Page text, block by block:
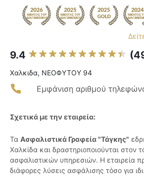
9.4
Χαλκιδα, ΝΕΟΦΥΤΟΥ 94
Εμφάνιση αριθμού
Σχετικά με την εταιρεία:
Τα Ασφαλιστικά Γραφεία "Τάγκης"
Χαλκίδα και δραστηριοποιούνται στον
ασφαλιστικών υπηρεσιών. Η εταιρεία
διάφορες λύσεις ασφάλισης τόσο για